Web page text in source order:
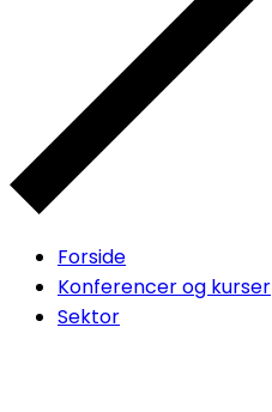
Forside
Konferencer og kurser
Sektor